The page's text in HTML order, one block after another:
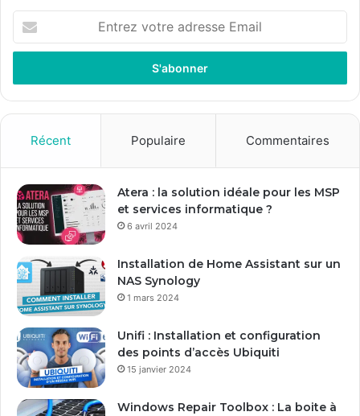
t
e
z
r
e
a
d
s
e
m
a
Récent Populaire Commentaires
Atera : la solution idéale pour les MSP
et services informatique ?
6 avril 2024
Installation de Home Assistant sur un
NAS Synology
1 mars 2024
Unifi : Installation et configuration
des points d’accès Ubiquiti
15 janvier 2024
Windows Repair Toolbox : La boite à